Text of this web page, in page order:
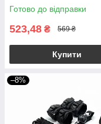
Готово до відправки
523,48 ₴ 569 ₴
Купити
–8%